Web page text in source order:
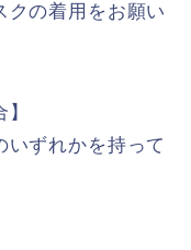
クの着用をお願い
ずれかを持って